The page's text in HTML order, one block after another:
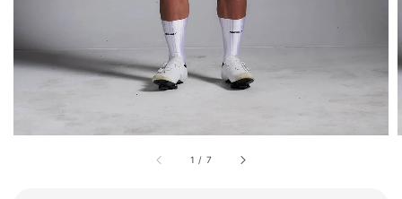
1 / 7